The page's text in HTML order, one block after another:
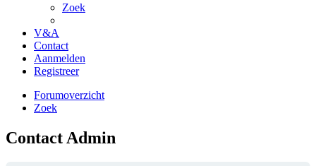
Zoek
V&A
Contact
Aanmelden
Registreer
Forumoverzicht
Zoek
Contact Admin